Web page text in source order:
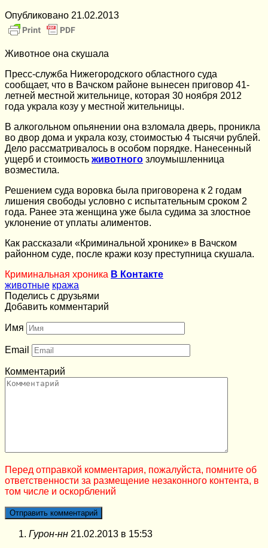
Опубликовано 21.02.2013
Животное она скушала
Пресс-служба Нижегородского областного суда
сообщает, что в Вачском районе вынесен приговор 41-
летней местной жительнице, которая 30 ноября 2012
года украла козу у местной жительницы.
В алкогольном опьянении она взломала дверь, проникла
во двор дома и украла козу, стоимостью 4 тысячи рублей.
Дело рассматривалось в особом порядке. Нанесенный
ущерб и стоимость животного злоумышленница
возместила.
Решением суда воровка была приговорена к 2 годам
лишения свободы условно с испытательным сроком 2
года. Ранее эта женщина уже была судима за злостное
уклонение от уплаты алиментов.
Как рассказали «Криминальной хронике» в Вачском
районном суде, после кражи козу преступница скушала.
Криминальная хроника В Контакте
животные кража
Поделись с друзьями
Добавить комментарий
Имя
Email
Комментарий
Перед отправкой комментария, пожалуйста, помните об
ответственности за размещение незаконного контента, в
том числе и оскорблений
Гурон-нн 21.02.2013 в 15:53